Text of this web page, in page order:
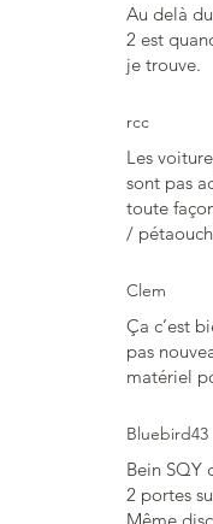
Au delà
2 est
je trouve.
rcc
Les
sont pas
toute
/
Clem
Ça c’est
pas
matériel
Bluebird43
Bein SQY
2 portes
Même